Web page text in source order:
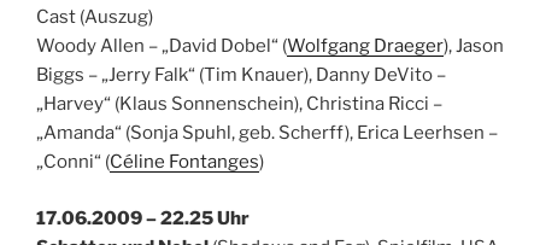
Cast (Auszug)
Woody Allen – „David Dobel“ (Wolfgang Draeger), Jason
Biggs – „Jerry Falk“ (Tim Knauer), Danny DeVito –
„Harvey“ (Klaus Sonnenschein), Christina Ricci –
„Amanda“ (Sonja Spuhl, geb. Scherff), Erica Leerhsen –
„Conni“ (Céline Fontanges)
17.06.2009 – 22.25 Uhr